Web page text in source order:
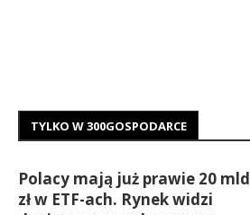
TYLKO W 300GOSPODARCE
Polacy mają już prawie 20 mld
zł w ETF-ach. Rynek widzi